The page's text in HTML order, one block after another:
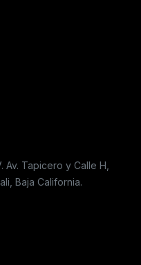
Av. Tapicero y Calle H,
Baja California.